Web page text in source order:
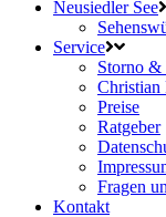
Neusiedler See
Service
Storno &
Christian
Preise
Ratgeber
Fragen
Kontakt